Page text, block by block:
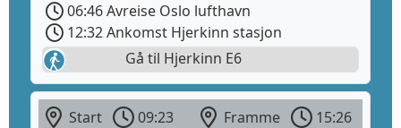
06:46 Avreise Oslo lufthavn
12:32 Ankomst Hjerkinn stasjon
Gå til Hjerkinn E6
Start 09:23 Framme
15:26